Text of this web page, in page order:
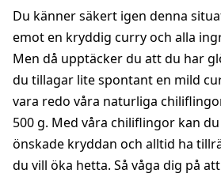
Du känner säkert igen denna
emot en kryddig curry och alla
Men då upptäcker du att du har
du tillagar lite spontant en mild
vara redo våra naturliga
500 g. Med våra chiliflingor kan
önskade kryddan och alltid ha
du vill öka hetta. Så våga dig på